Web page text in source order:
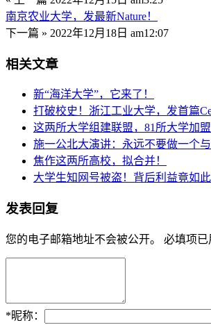
南京农业大学，发最新Nature！
下一篇 » 2022年12月18日 am12:07
相关文章
新“海洋大学”，它来了！
打破校史！浙江工业大学，发首篇
这两所大学组建联盟，81所大学加盟
施一公北大演讲：永远不要做一个
焦作这两所高校，拟合并！
大学生知网号被盗！背后利益竟如
发表回复
您的电子邮箱地址不会被公开。 必填项已
*昵称：